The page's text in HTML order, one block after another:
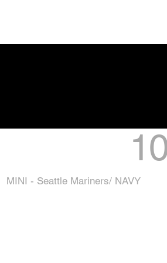
MINI - Seattle Mariners/ NAVY